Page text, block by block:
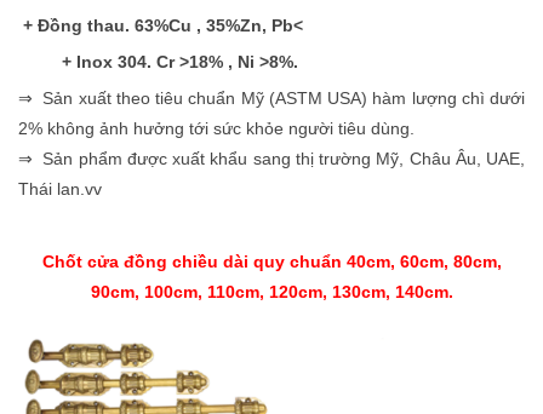
+ Đồng thau. 63%Cu , 35%Zn, Pb<
+ Inox 304. Cr >18% , Ni >8%.
⇒ Sản xuất theo tiêu chuẩn Mỹ (ASTM USA) hàm lượng chì dưới
2% không ảnh hưởng tới sức khỏe người tiêu dùng.
⇒ Sản phẩm được xuất khẩu sang thị trường Mỹ, Châu Âu, UAE,
Thái lan.vv
Chốt cửa đồng chiều dài quy chuẩn 40cm, 60cm, 80cm,
90cm, 100cm, 110cm, 120cm, 130cm, 140cm.